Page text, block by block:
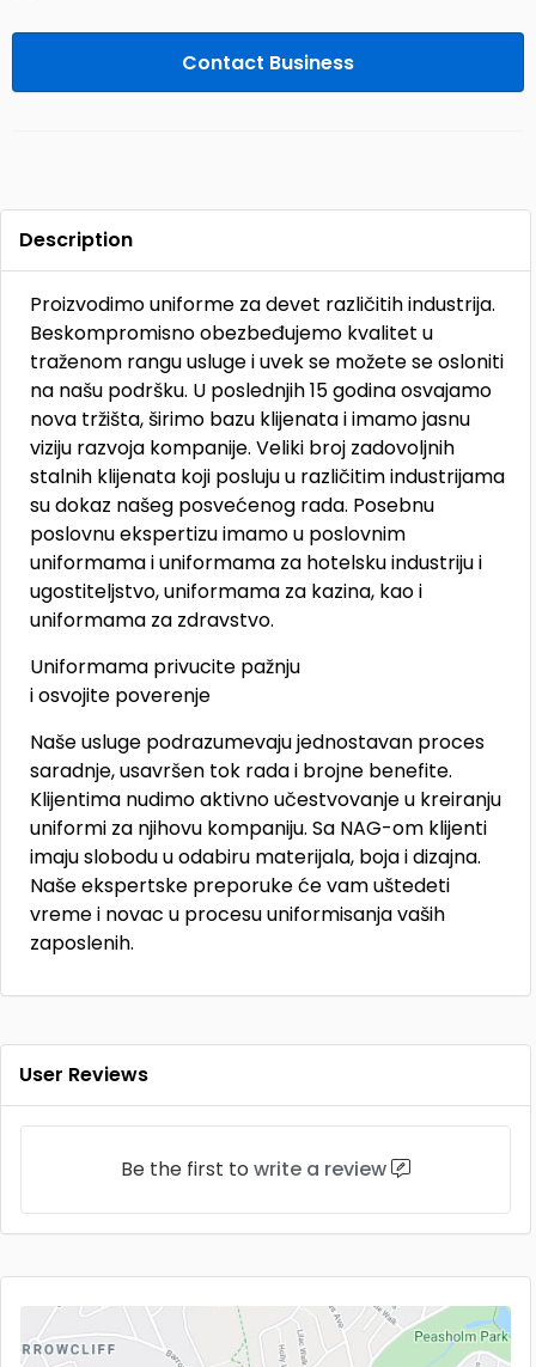
Contact Business
Description
Proizvodimo uniforme za devet različitih industrija.
Beskompromisno obezbeđujemo kvalitet u
traženom rangu usluge i uvek se možete se osloniti
na našu podršku. U poslednjih 15 godina osvajamo
nova tržišta, širimo bazu klijenata i imamo jasnu
viziju razvoja kompanije. Veliki broj zadovoljnih
stalnih klijenata koji posluju u različitim industrijama
su dokaz našeg posvećenog rada. Posebnu
poslovnu ekspertizu imamo u poslovnim
uniformama i uniformama za hotelsku industriju i
ugostiteljstvo, uniformama za kazina, kao i
uniformama za zdravstvo.
Uniformama privucite pažnju
i osvojite poverenje
Naše usluge podrazumevaju jednostavan proces
saradnje, usavršen tok rada i brojne benefite.
Klijentima nudimo aktivno učestvovanje u kreiranju
uniformi za njihovu kompaniju. Sa NAG-om klijenti
imaju slobodu u odabiru materijala, boja i dizajna.
Naše ekspertske preporuke će vam uštedeti
vreme i novac u procesu uniformisanja vaših
zaposlenih.
User Reviews
Be the first to write a review